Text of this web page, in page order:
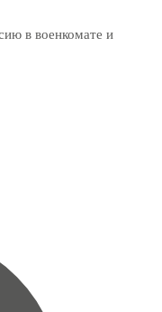
в военкомате и